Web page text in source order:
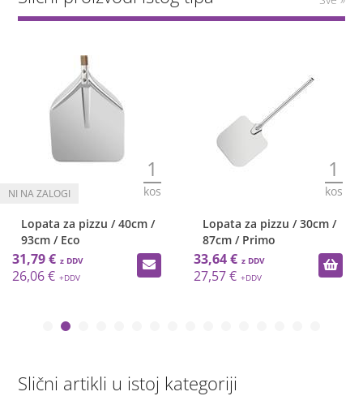
1
kos
Lopata za pizzu / 40cm /
93cm / Eco
31,79 €
26,06 €
1
kos
Lopata za pizzu / 30cm /
87cm / Primo
33,64 €
27,57 €
Slični artikli u istoj kategoriji